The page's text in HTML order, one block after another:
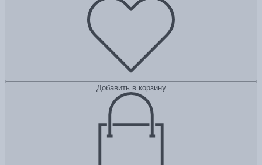
Добавить в корзину